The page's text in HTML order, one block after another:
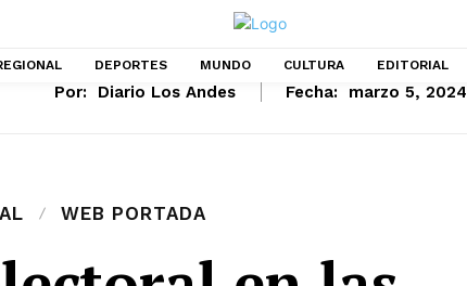
DEPORTES MUNDO CULTURA EDITORIAL
Por: Diario Los Andes Fecha: marzo 5, 2024
WEB PORTADA